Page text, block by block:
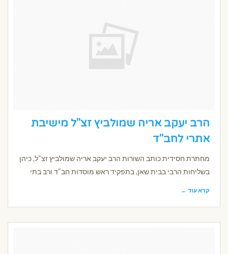
הרב יעקב אריה שמולביץ זצ"ל מישיבת
אתרי לחב"ד
מחתרת חסידית כותב השורות הרב יעקב אריה שמולביץ זצ"ל, כיהן
בשליחות הרבי בבית שאן, בתפקיד ראש מוסדות חב"ד ורב בתי
קרא עוד ←